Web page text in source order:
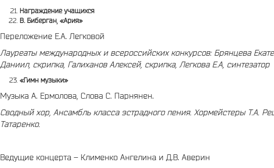
Награждение учащихся
В. Биберган, «Ария»
Переложение Е.А. Легковой
Лауреаты международных и всероссийских конкурсов: Брянцева
Даниил, скрипка, Галиханов Алексей, скрипка, Легкова Е.А, синтезатор
«Гимн музыки»
Музыка А. Ермолова, Слова С. Парнянен.
Сводный хор, Ансамбль класса эстрадного пения. Хормейстеры Т.А.
Татаренко.
Ведущие концерта – Клименко Ангелина и Д.В. Аверин